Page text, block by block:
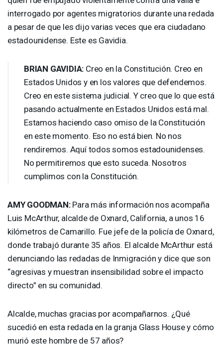
interrogado por agentes migratorios durante una redada
a pesar de que les dijo varias veces que era ciudadano
estadounidense. Este es Gavidia.
BRIAN GAVIDIA: Creo en la Constitución. Creo en
Estados Unidos y en los valores que defendemos.
Creo en este sistema judicial. Y creo que lo que está
pasando actualmente en Estados Unidos está mal.
Estamos haciendo caso omiso de la Constitución
en este momento. Eso no está bien. No nos
rendiremos. Aquí todos somos estadounidenses.
No permitiremos que esto suceda. Nosotros
cumplimos con la Constitución.
AMY GOODMAN:Para más información nos acompaña
Luis McArthur, alcalde de Oxnard, California, a unos 16
kilómetros de Camarillo. Fue jefe de la policía de Oxnard,
donde trabajó durante 35 años. El alcalde McArthur está
denunciando las redadas de Inmigración y dice que son
“agresivas y muestran insensibilidad sobre el impacto
directo” en su comunidad.
Alcalde, muchas gracias por acompañarnos. ¿Qué
sucedió en esta redada en la granja Glass House y cómo
murió este hombre de 57 años?